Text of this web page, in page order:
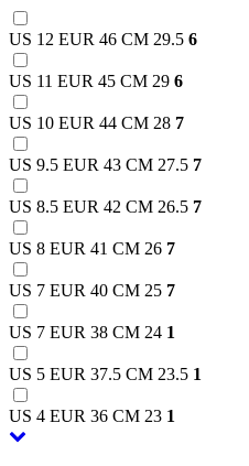
US 12 EUR 46 CM 29.5 6
US 11 EUR 45 CM 29 6
US 10 EUR 44 CM 28 7
US 9.5 EUR 43 CM 27.5 7
US 8.5 EUR 42 CM 26.5 7
US 8 EUR 41 CM 26 7
US 7 EUR 40 CM 25 7
US 7 EUR 38 CM 24 1
US 5 EUR 37.5 CM 23.5 1
US 4 EUR 36 CM 23 1